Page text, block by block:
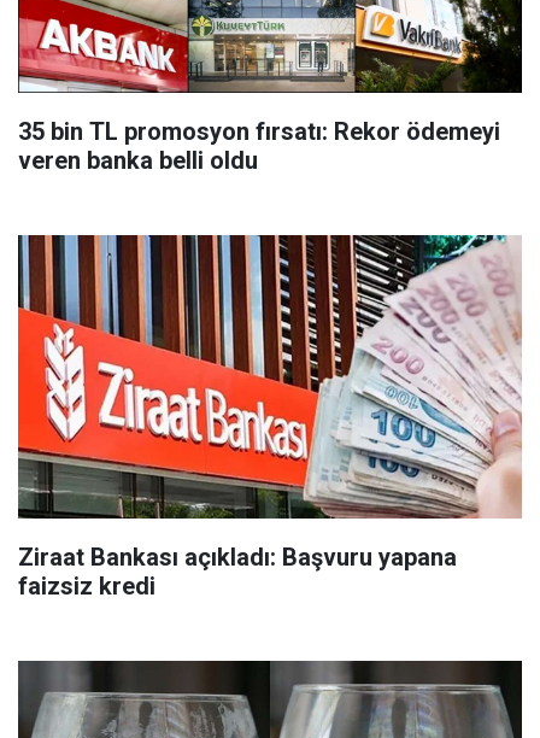
35 bin TL promosyon fırsatı: Rekor ödemeyi
veren banka belli oldu
Ziraat Bankası açıkladı: Başvuru yapana
faizsiz kredi